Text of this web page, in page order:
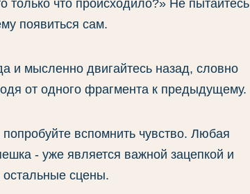
только что происходило?» Не пытайтесь
появиться сам.
и мысленно двигайтесь назад, словно
от одного фрагмента к предыдущему.
вспомнить чувство. Любая
- уже является важной зацепкой и
остальные сцены.